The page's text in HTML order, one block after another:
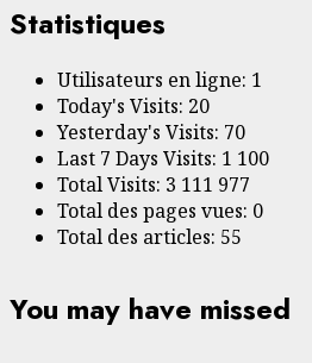
Statistiques
Utilisateurs en ligne: 1
Today's Visits: 20
Yesterday's Visits: 70
Last 7 Days Visits: 1 100
Total Visits: 3 111 977
Total des pages vues: 0
Total des articles: 55
You may have missed